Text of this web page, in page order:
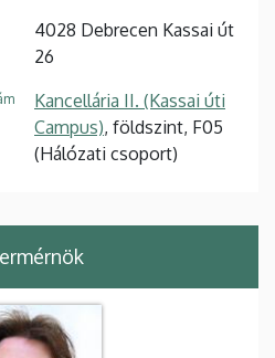
4028 Debrecen Kassai út
26
Kancellária II. (Kassai úti
Campus), földszint, F05
(Hálózati csoport)